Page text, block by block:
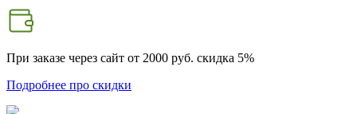
При заказе через сайт от 2000 руб. скидка 5%
Подробнее про скидки